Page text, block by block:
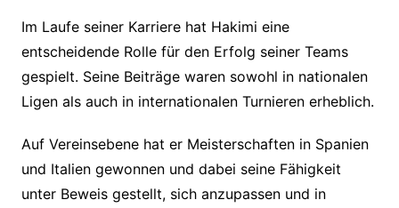
Im Laufe seiner Karriere hat Hakimi eine
entscheidende Rolle für den Erfolg seiner Teams
gespielt. Seine Beiträge waren sowohl in nationalen
Ligen als auch in internationalen Turnieren erheblich.
Auf Vereinsebene hat er Meisterschaften in Spanien
und Italien gewonnen und dabei seine Fähigkeit
unter Beweis gestellt, sich anzupassen und in